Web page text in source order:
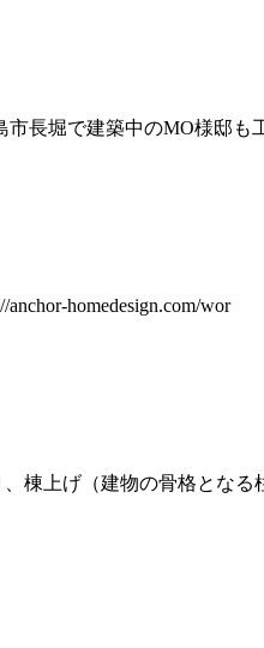
長堀で建築中のMO様邸
homedesign.com/wor
上げ（建物の骨格となる